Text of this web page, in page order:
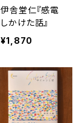
伊舎堂仁『感電
しかけた話』
¥1,870